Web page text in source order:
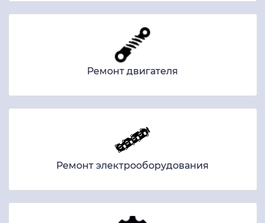
Ремонт двигателя
Ремонт электрооборудования